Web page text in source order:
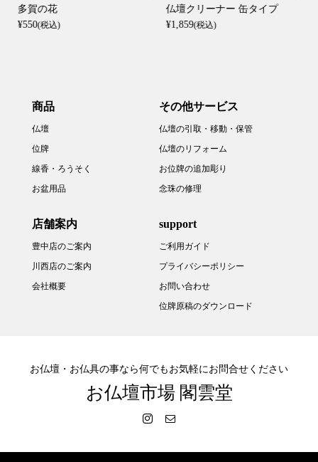
多賀の花
¥550(税込)
仏壇クリーナー 缶タイプ
¥1,859(税込)
商品
仏壇
位牌
線香・ろうそく
お盆用品
その他サービス
仏壇の引取・移動・保管
仏壇のリフォーム
お位牌の追加彫り
念珠の修理
店舗案内
豊中店のご案内
川西店のご案内
会社概要
support
ご利用ガイド
プライバシーポリシー
お問い合わせ
位牌原稿のダウンロード
お仏壇・お仏具の事なら何でもお気軽にお問合せください
お仏壇市場 閣雲堂